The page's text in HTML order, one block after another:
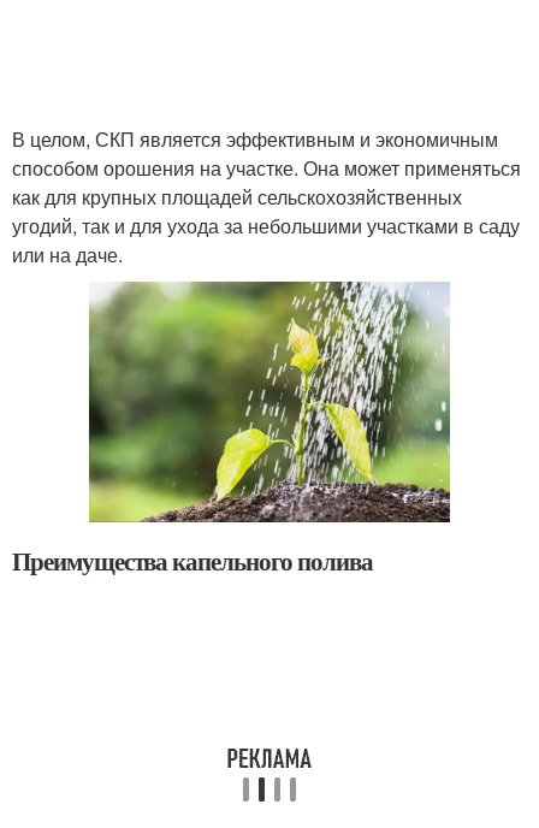
В целом, СКП является эффективным и экономичным
способом орошения на участке. Она может применяться
как для крупных площадей сельскохозяйственных
угодий, так и для ухода за небольшими участками в саду
или на даче.
Преимущества капельного полива